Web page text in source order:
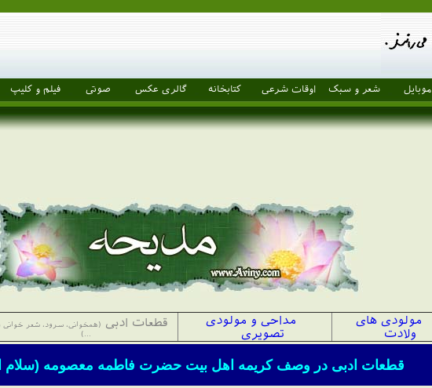
موبایل شعر و سبک اوقات شرعی کتابخانه گالری عکس صوتی فیلم و کلیپ
مولودی های
ولادت
مداحی و مولودی
تصویری
قطعات ادبی
(همخوانی، سرود، شعر خوانی
...)
قطعات ادبی در وصف کریمه اهل بیت حضرت فاطمه معصومه (سلام